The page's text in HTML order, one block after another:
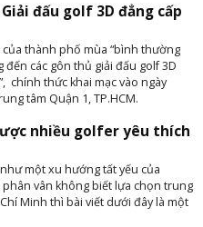
đấu golf 3D đẳng cấp
thành phố mùa “bình thường
đến các gôn thủ giải đấu golf 3D
chính thức khai mạc vào ngày
tâm Quận 1, TP.HCM.
nhiều golfer yêu thích
một xu hướng tất yếu của
vân không biết lựa chọn trung
Minh thì bài viết dưới đây là một